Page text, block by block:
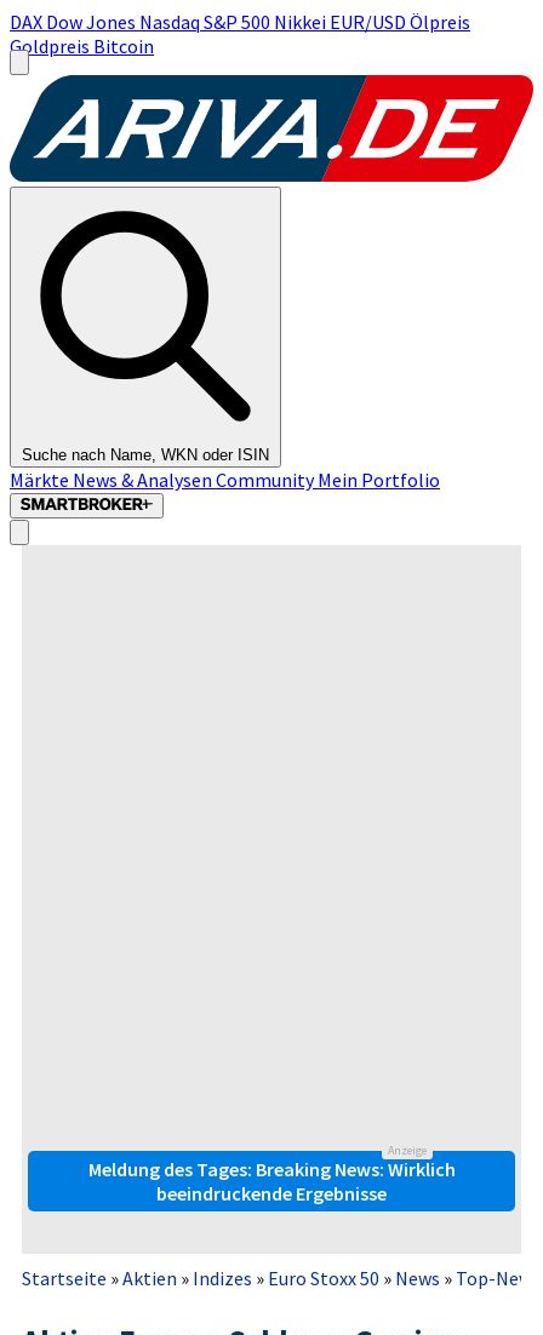
DAX Dow Jones Nasdaq S&P 500 Nikkei EUR/USD Ölpreis
Goldpreis Bitcoin
Suche nach Name, WKN oder ISIN
Märkte News & Analysen CommunityMein Portfolio
Anzeige
Meldung des Tages: Breaking News: Wirklich
beeindruckende Ergebnisse
Startseite »Aktien » Indizes » Euro Stoxx 50 » News » Top-News